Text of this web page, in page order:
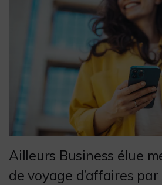
Ailleurs Business élue
de voyage d’affaires